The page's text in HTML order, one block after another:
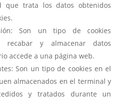
que trata los datos obtenidos
Son un tipo de cookies
recabar y almacenar datos
accede a una página web.
Son un tipo de cookies en el
almacenados en el terminal y
y tratados durante un